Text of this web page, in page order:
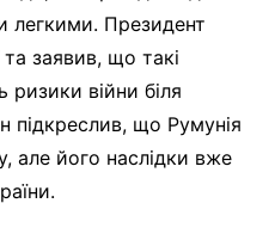
легкими. Президент
та заявив, що такі
війни біля
підкреслив, що Румунія
але його наслідки вже